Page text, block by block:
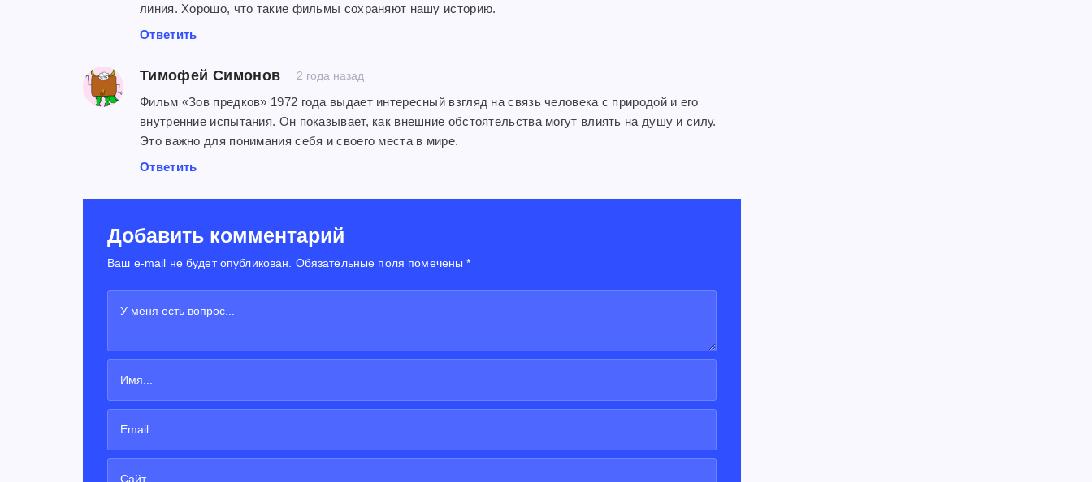
линия. Хорошо, что такие фильмы сохраняют нашу историю.
Ответить
Тимофей Симонов 2 года назад
Фильм «Зов предков» 1972 года выдает интересный взгляд на связь человека с природой и его
внутренние испытания. Он показывает, как внешние обстоятельства могут влиять на душу и силу.
Это важно для понимания себя и своего места в мире.
Ответить
Добавить комментарий
Ваш e-mail не будет опубликован. Обязательные поля помечены *